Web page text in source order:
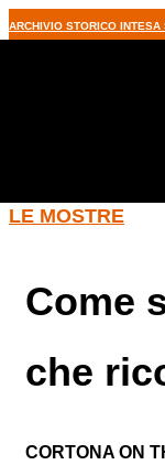
ARCHIVIO STORICO INTESA
LE MOSTRE
Come
che
CORTONA ON